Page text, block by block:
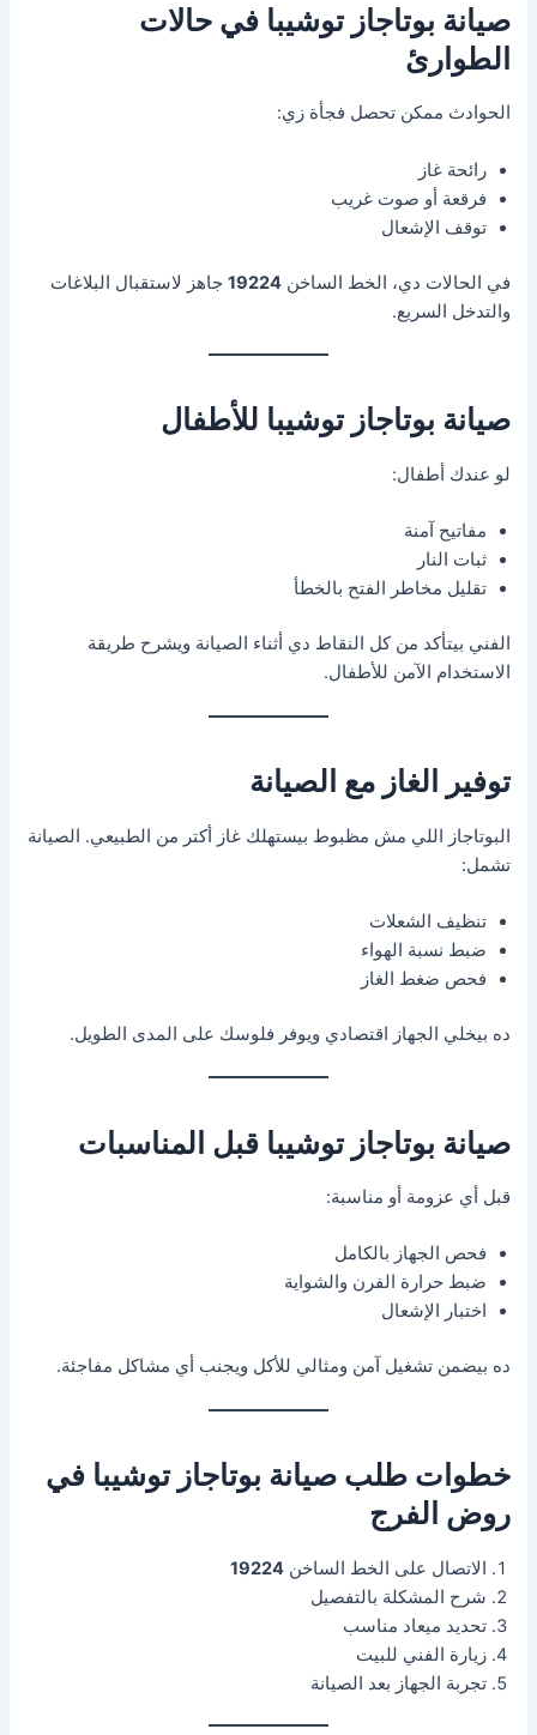
صيانة بوتاجاز توشيبا في حالات
الطوارئ
الحوادث ممكن تحصل فجأة زي:
رائحة غاز
فرقعة أو صوت غريب
توقف الإشعال
في الحالات دي، الخط الساخن19224 جاهز لاستقبال البلاغات
والتدخل السريع.
صيانة بوتاجاز توشيبا للأطفال
لو عندك أطفال:
مفاتيح آمنة
ثبات النار
تقليل مخاطر الفتح بالخطأ
الفني بيتأكد من كل النقاط دي أثناء الصيانة ويشرح طريقة
الاستخدام الآمن للأطفال.
توفير الغاز مع الصيانة
البوتاجاز اللي مش مظبوط بيستهلك غاز أكتر من الطبيعي. الصيانة
تشمل:
تنظيف الشعلات
ضبط نسبة الهواء
فحص ضغط الغاز
ده بيخلي الجهاز اقتصادي ويوفر فلوسك على المدى الطويل.
صيانة بوتاجاز توشيبا قبل المناسبات
قبل أي عزومة أو مناسبة:
فحص الجهاز بالكامل
ضبط حرارة الفرن والشواية
اختبار الإشعال
ده بيضمن تشغيل آمن ومثالي للأكل ويجنب أي مشاكل مفاجئة.
خطوات طلب صيانة بوتاجاز توشيبا في
روض الفرج
الاتصال على الخط الساخن19224
شرح المشكلة بالتفصيل
تحديد ميعاد مناسب
زيارة الفني للبيت
تجربة الجهاز بعد الصيانة